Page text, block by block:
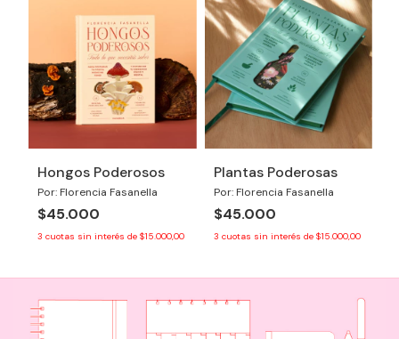
Hongos Poderosos
Por: Florencia Fasanella
$45.000
3 cuotas sin interés de $15.000,00
Plantas Poderosas
Por: Florencia Fasanella
$45.000
3 cuotas sin interés de $15.000,00